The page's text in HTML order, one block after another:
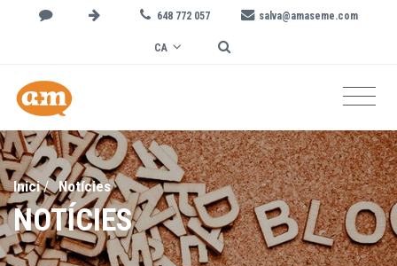
648 772 057 salva@amaseme.com
CA
Inici / Notícies
NOTÍCIES